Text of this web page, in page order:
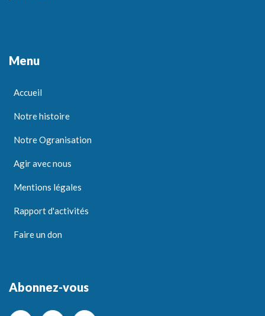
Menu
Accueil
Notre histoire
Notre Ogranisation
Agir avec nous
Mentions légales
Rapport d'activités
Faire un don
Abonnez-vous